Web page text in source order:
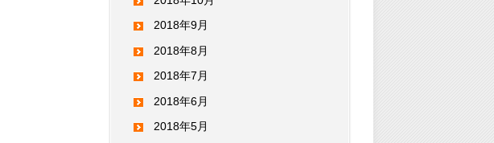
2018年9月
2018年8月
2018年7月
2018年6月
2018年5月